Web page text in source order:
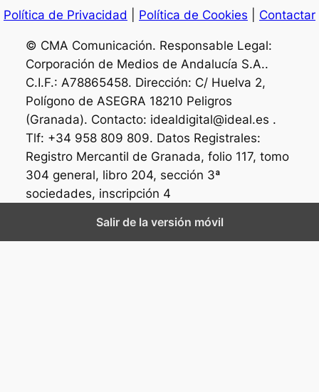
Política de Privacidad Política de Cookies Contactar
© CMA Comunicación. Responsable Legal:
Corporación de Medios de Andalucía S.A..
C.I.F.: A78865458. Dirección: C/ Huelva 2,
Polígono de ASEGRA 18210 Peligros
(Granada). Contacto: idealdigital@ideal.es .
Tlf: +34 958 809 809. Datos Registrales:
Registro Mercantil de Granada, folio 117, tomo
304 general, libro 204, sección 3ª
sociedades, inscripción 4
Salir de la versión móvil